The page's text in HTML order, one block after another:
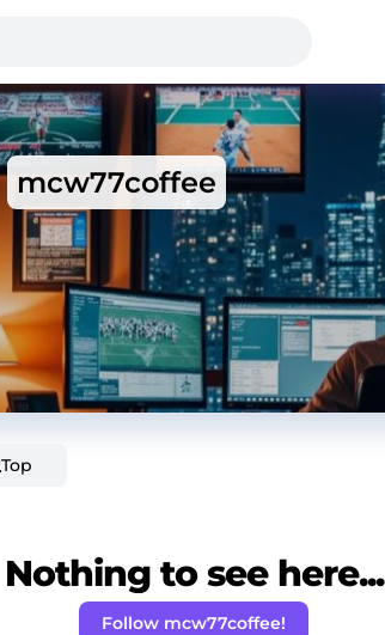
mcw77coffee
Top
Nothing to see here...
Follow mcw77coffee!